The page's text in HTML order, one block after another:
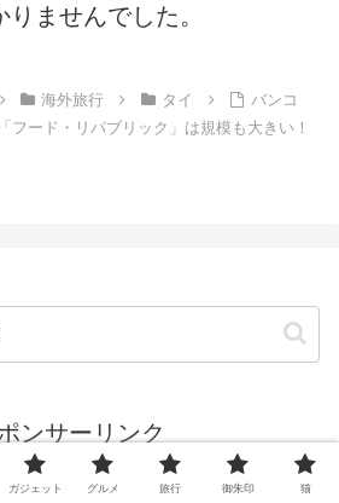
ませんでした。
海外旅行 タイ
バンコ
フード・リパブリック」は規模も大きい！
ンサーリンク
ガジェット グルメ 旅行 御朱印 猫